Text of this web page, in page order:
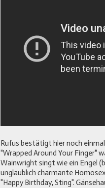
Rufus bestätigt hier noch
"Wrapped Around Your Finger"
Wainwright singt wie ein Engel
unglaublich charmante
"Happy Birthday, Sting".